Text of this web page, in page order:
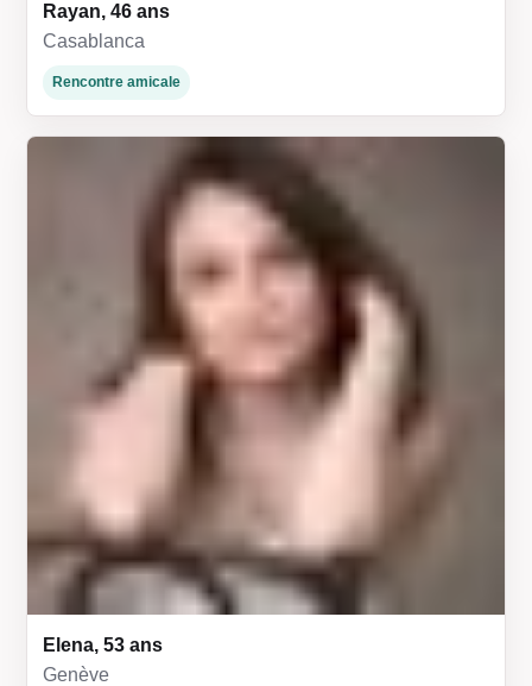
Rayan, 46 ans
Casablanca
Rencontre amicale
Elena, 53 ans
Genève